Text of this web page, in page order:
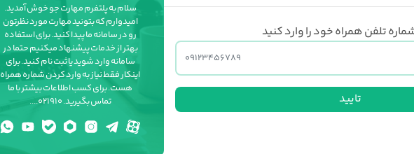
تلفن همراه خود را وارد کنید
تایید
سلام به پلتفرم مهارت جو خوش آمدید.
امیدوارم که بتونید مهارت مورد نظرتون
رو در سامانه ما پیدا کنید. برای استفاده
بهتر از خدمات پیشنهاد میکنیم حتما در
سامانه وارد شوید یا ثبت نام کنید. برای
اینکار فقط نیاز به وارد کردن شماره همراه
هست. برای کسب اطلاعات بیشتر با ما
تماس بگیرید. 021910....